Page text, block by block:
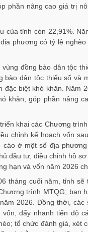
phần nâng cao giá trị
của tỉnh còn 22,91%.
phương có tỷ lệ
đồng bào dân tộc
bào dân tộc thiểu số và
biệt khó khăn. Năm
khăn, góp phần nâng
khai các Chương
chỉnh kế hoạch vốn
ở một số địa
đầu tư, điều chỉnh hồ
hạn và vốn năm 2026
tháng cuối năm, tỉnh sẽ
trình MTQG; ban
2026. Đồng thời,
đẩy nhanh tiến độ
tổ chức đánh giá, xét